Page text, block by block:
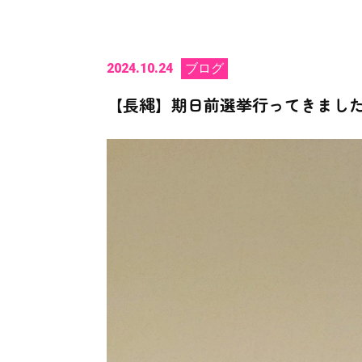
2024.10.24 ブログ
【長縄】期日前選挙行ってきまし